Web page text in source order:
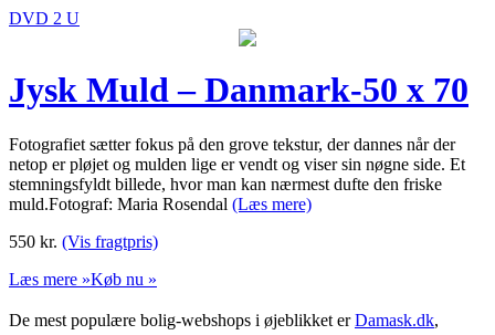
DVD 2 U
Jysk Muld – Danmark-50 x 70
Fotografiet sætter fokus på den grove tekstur, der dannes når der
netop er pløjet og mulden lige er vendt og viser sin nøgne side. Et
stemningsfyldt billede, hvor man kan nærmest dufte den friske
muld.Fotograf: Maria Rosendal (Læs mere)
550 kr. (Vis fragtpris)
Læs mere »Køb nu »
De mest populære bolig-webshops i øjeblikket erDamask.dk,